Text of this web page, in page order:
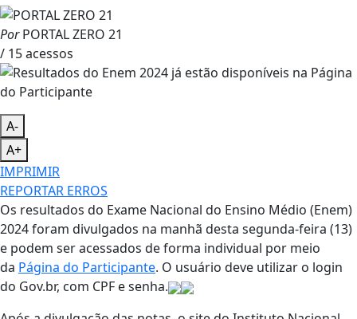
PorPORTAL ZERO 21
/ 15 acessos
A-
A+
IMPRIMIR
REPORTAR ERROS
Os resultados do Exame Nacional do Ensino Médio (Enem)
2024 foram divulgados na manhã desta segunda-feira (13)
e podem ser acessados de forma individual por meio
da Página do Participante. O usuário deve utilizar o login
do Gov.br, com CPF e senha.